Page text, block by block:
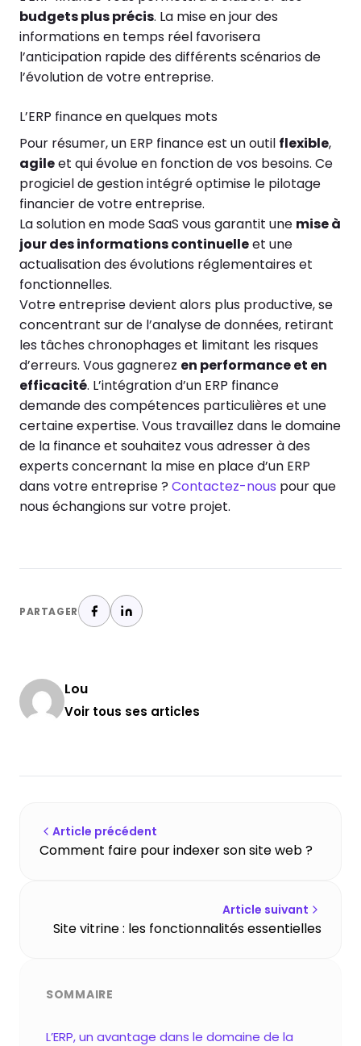
budgets plus précis. La mise en jour des
informations en temps réel favorisera
l’anticipation rapide des différents scénarios de
l’évolution de votre entreprise.
L’ERP finance en quelques mots
Pour résumer, un ERP finance est un outil flexible,
agileet qui évolue en fonction de vos besoins. Ce
progiciel de gestion intégré optimise le pilotage
financier de votre entreprise.
La solution en mode SaaS vous garantit une mise à
jour des informations continuelleet une
actualisation des évolutions réglementaires et
fonctionnelles.
Votre entreprise devient alors plus productive, se
concentrant sur de l’analyse de données, retirant
les tâches chronophages et limitant les risques
d’erreurs. Vous gagnerez en performance et en
efficacité. L’intégration d’un ERP finance
demande des compétences particulières et une
certaine expertise. Vous travaillez dans le domaine
de la finance et souhaitez vous adresser à des
experts concernant la mise en place d’un ERP
dans votre entreprise ? Contactez-nous pour que
nous échangions sur votre projet.
PARTAGER
Lou
Voir tous ses articles
Article précédent
Comment faire pour indexer son site web ?
Article suivant
Site vitrine : les fonctionnalités essentielles
SOMMAIRE
L’ERP, un avantage dans le domaine de la